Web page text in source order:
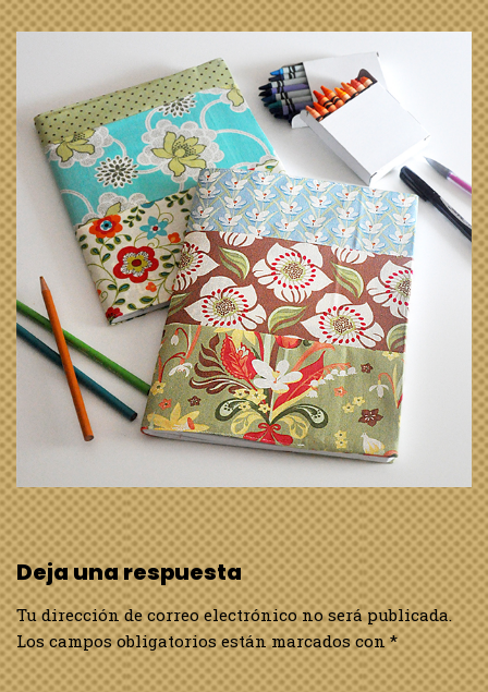
Deja una respuesta
Tu dirección de correo electrónico no será publicada.
Los campos obligatorios están marcados con*